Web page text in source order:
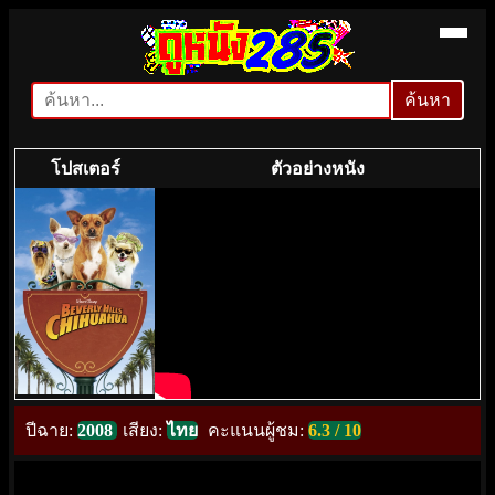
ค้นหา
ค้นหา
โปสเตอร์ ตัวอย่างหนัง
ปีฉาย: 2008 เสียง:ไทย คะแนนผู้ชม: 6.3 / 10